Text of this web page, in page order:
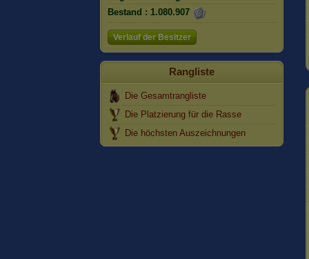
Bestand : 1.080.907
Verlauf der Besitzer
Rangliste
Die Gesamtrangliste
Die Platzierung für die Rasse
Die höchsten Auszeichnungen